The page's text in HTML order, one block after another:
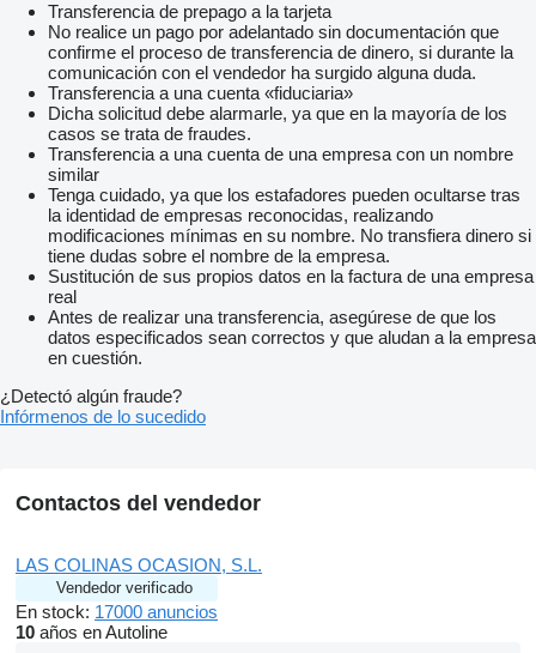
Transferencia de prepago a la tarjeta
No realice un pago por adelantado sin documentación que
confirme el proceso de transferencia de dinero, si durante la
comunicación con el vendedor ha surgido alguna duda.
Transferencia a una cuenta «fiduciaria»
Dicha solicitud debe alarmarle, ya que en la mayoría de los
casos se trata de fraudes.
Transferencia a una cuenta de una empresa con un nombre
similar
Tenga cuidado, ya que los estafadores pueden ocultarse tras
la identidad de empresas reconocidas, realizando
modificaciones mínimas en su nombre. No transfiera dinero si
tiene dudas sobre el nombre de la empresa.
Sustitución de sus propios datos en la factura de una empresa
real
Antes de realizar una transferencia, asegúrese de que los
datos especificados sean correctos y que aludan a la empresa
en cuestión.
¿Detectó algún fraude?
Infórmenos de lo sucedido
Contactos del vendedor
LAS COLINAS OCASION, S.L.
Vendedor verificado
En stock: 17000 anuncios
10 años en Autoline